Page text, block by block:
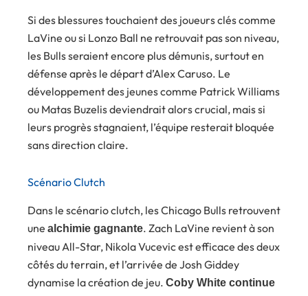
Si des blessures touchaient des joueurs clés comme
LaVine ou si Lonzo Ball ne retrouvait pas son niveau,
les Bulls seraient encore plus démunis, surtout en
défense après le départ d’Alex Caruso. Le
développement des jeunes comme Patrick Williams
ou Matas Buzelis deviendrait alors crucial, mais si
leurs progrès stagnaient, l’équipe resterait bloquée
sans direction claire.
Scénario Clutch
Dans le scénario clutch, les Chicago Bulls retrouvent
une alchimie gagnante. Zach LaVine revient à son
niveau All-Star, Nikola Vucevic est efficace des deux
côtés du terrain, et l’arrivée de Josh Giddey
dynamise la création de jeu. Coby White continue